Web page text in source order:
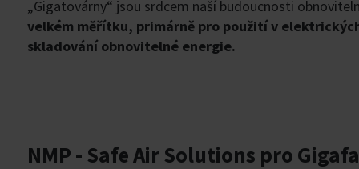
„Gigatovárny“ jsou srdcem naší budoucnosti
velkém měřítku, primárně pro použití v
skladování obnovitelné energie.
NMP - Safe Air Solutions pro